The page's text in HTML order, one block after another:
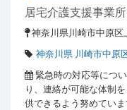
居宅介護支援事業
神奈川県川崎市中原
神奈川県 川崎市中原
緊急時の対応等につ
り、連絡が可能な体制
供できるよう努めていま